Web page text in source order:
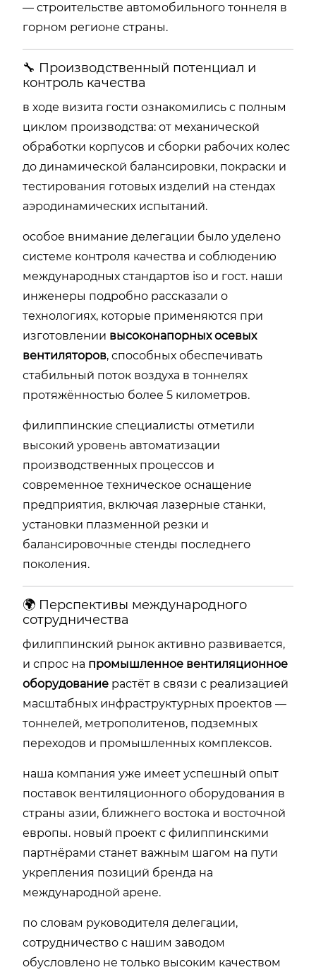
— строительстве автомобильного тоннеля в
горном регионе страны.
🔧 Производственный потенциал и
контроль качества
в ходе визита гости ознакомились с полным
циклом производства: от механической
обработки корпусов и сборки рабочих колес
до динамической балансировки, покраски и
тестирования готовых изделий на стендах
аэродинамических испытаний.
особое внимание делегации было уделено
системе контроля качества и соблюдению
международных стандартов iso и гост. наши
инженеры подробно рассказали о
технологиях, которые применяются при
изготовлении высоконапорных осевых
вентиляторов, способных обеспечивать
стабильный поток воздуха в тоннелях
протяжённостью более 5 километров.
филиппинские специалисты отметили
высокий уровень автоматизации
производственных процессов и
современное техническое оснащение
предприятия, включая лазерные станки,
установки плазменной резки и
балансировочные стенды последнего
поколения.
🌍 Перспективы международного
сотрудничества
филиппинский рынок активно развивается,
и спрос на промышленное вентиляционное
оборудование растёт в связи с реализацией
масштабных инфраструктурных проектов —
тоннелей, метрополитенов, подземных
переходов и промышленных комплексов.
наша компания уже имеет успешный опыт
поставок вентиляционного оборудования в
страны азии, ближнего востока и восточной
европы. новый проект с филиппинскими
партнёрами станет важным шагом на пути
укрепления позиций бренда на
международной арене.
по словам руководителя делегации,
сотрудничество с нашим заводом
обусловлено не только высоким качеством